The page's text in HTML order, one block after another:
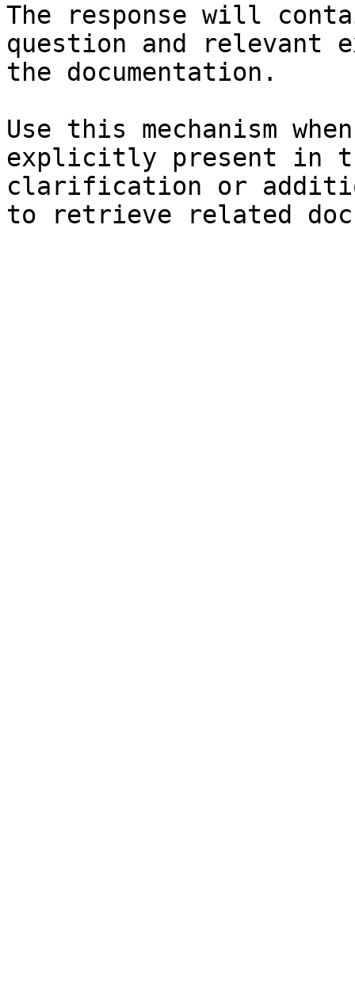
The response will
question and relevant
the documentation.
Use this mechanism
explicitly present in
clarification or